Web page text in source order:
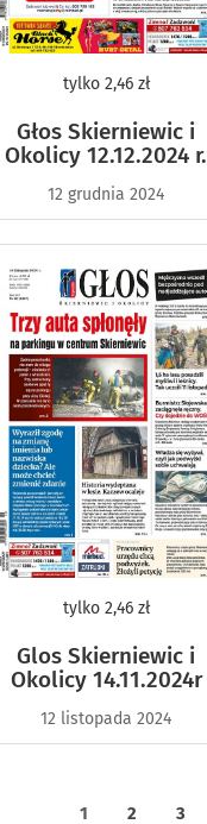
tylko2,46 zł
Głos Skierniewic i
Okolicy 12.12.2024 r.
12 grudnia 2024
tylko2,46 zł
Glos Skierniewic i
Okolicy 14.11.2024r
12 listopada 2024
1 2 3